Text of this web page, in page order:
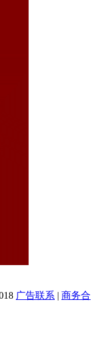
广告联系 | 商务合